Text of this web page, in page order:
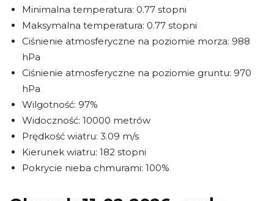
Minimalna temperatura: 0.77 stopni
Maksymalna temperatura: 0.77 stopni
Ciśnienie atmosferyczne na poziomie morza: 988
hPa
Ciśnienie atmosferyczne na poziomie gruntu: 970
hPa
Wilgotność: 97%
Widoczność: 10000 metrów
Prędkość wiatru: 3.09 m/s
Kierunek wiatru: 182 stopni
Pokrycie nieba chmurami: 100%